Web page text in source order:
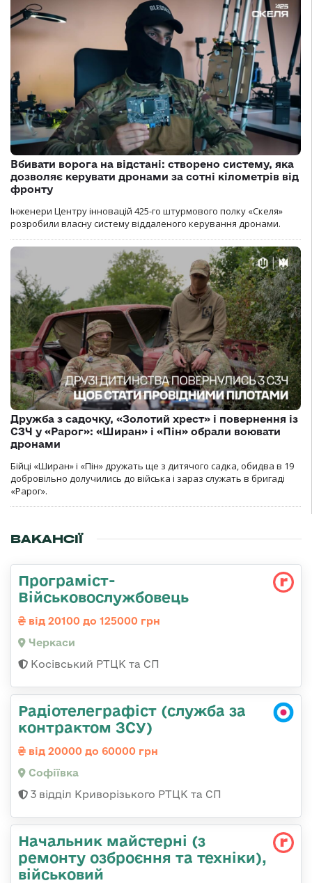
Вбивати ворога на відстані: створено систему, яка
дозволяє керувати дронами за сотні кілометрів від
фронту
Інженери Центру інновацій 425-го штурмового полку «Скеля»
розробили власну систему віддаленого керування дронами.
Дружба з садочку, «Золотий хрест» і повернення із
СЗЧ у «Рарог»: «Ширан» і «Пін» обрали воювати
дронами
Бійці «Ширан» і «Пін» дружать ще з дитячого садка, обидва в 19
добровільно долучились до війська і зараз служать в бригаді
«Рарог».
ВАКАНСІЇ
Програміст-
Військовослужбовець
від 20100 до 125000 грн
Черкаси
Косівський РТЦК та СП
Радіотелеграфіст (служба за
контрактом ЗСУ)
від 20000 до 60000 грн
Софіївка
3 відділ Криворізького РТЦК та СП
Начальник майстеpні (з
ремонту озбpоєння та техніки),
військовий